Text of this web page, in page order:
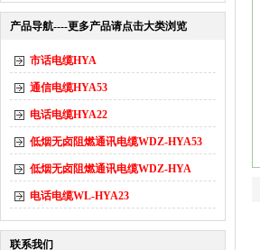
产品导航----更多产品请点击大类浏览
市话电缆HYA
通信电缆HYA53
电话电缆HYA22
低烟无卤阻燃通讯电缆WDZ-HYA53
低烟无卤阻燃通讯电缆WDZ-HYA
电话电缆WL-HYA23
联系我们